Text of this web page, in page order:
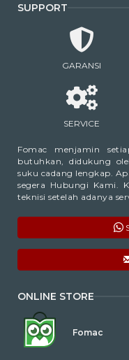
SUPPORT
GARANSI
SERVICE
Fomac menjamin
butuhkan, didukung
suku cadang lengkap.
segera Hubungi Kami.
teknisi setelah adanya
ONLINE STORE
Fomac